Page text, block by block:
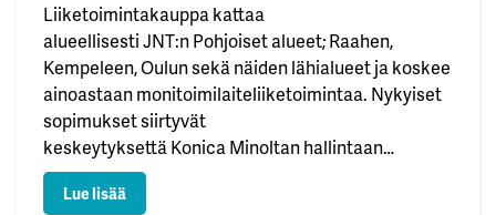
Liiketoimintakauppa kattaa
alueellisesti JNT:n Pohjoiset alueet; Raahen,
Kempeleen, Oulun sekä näiden lähialueet ja koskee
ainoastaan monitoimilaiteliiketoimintaa. Nykyiset
sopimukset siirtyvät
keskeytyksettä Konica Minoltan hallintaan
1.4.2026. JNT jatkaa IT-palveluiden toimittamista
alueella, ja asiakkaita palvellaan muista
Lue lisää: JNT on sopinut Pohjoisen alueen